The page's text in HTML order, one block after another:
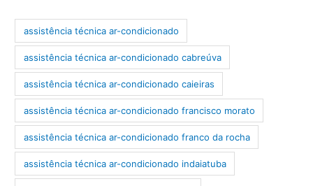
assistência técnica ar-condicionado
assistência técnica ar-condicionado cabreúva
assistência técnica ar-condicionado caieiras
assistência técnica ar-condicionado francisco morato
assistência técnica ar-condicionado franco da rocha
assistência técnica ar-condicionado indaiatuba